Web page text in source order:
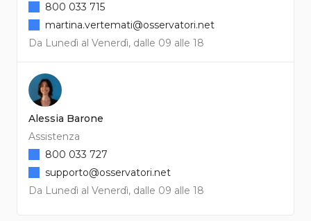
Da Lunedì al Venerdì, dalle 09 alle 18
800 033 715
martina.vertemati@osservatori.net
Alessia Barone
Assistenza
Da Lunedì al Venerdì, dalle 09 alle 18
800 033 727
supporto@osservatori.net